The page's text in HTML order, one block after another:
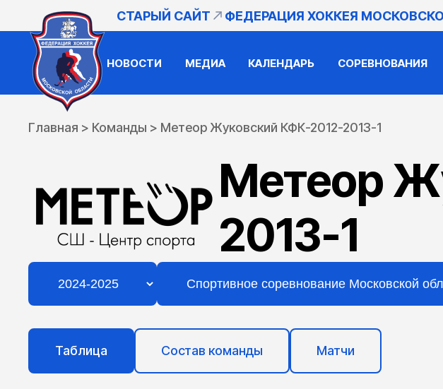
СТАРЫЙ САЙТ ФЕДЕРАЦИЯ ХОККЕЯ
НОВОСТИ МЕДИА КАЛЕНДАРЬ СОРЕВНОВАНИЯ
Главная > Команды > Метеор Жуковский КФК-2012-2013-1
Метеор
2013-1
Таблица Состав команды Матчи